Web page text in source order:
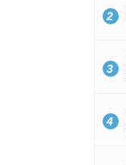
2
3
4